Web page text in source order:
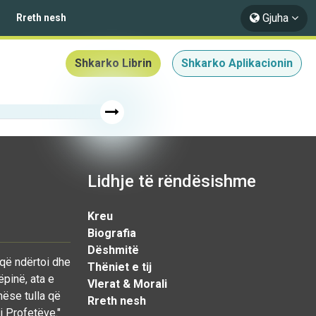
Rreth nesh Gjuha
Shkarko Librin Shkarko Aplikacionin
ndërtoi dhe
ata e
tulla që
Profetëve."
Lidhje të rëndësishme
Kreu
Biografia
Dëshmitë
Thëniet e tij
Vlerat & Morali
Rreth nesh